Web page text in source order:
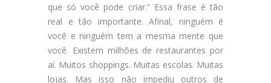
que só você pode criar.” Essa frase é tão
real e tão importante. Afinal, ninguém é
você e ninguém tem a mesma mente que
você. Existem milhões de restaurantes por
aí. Muitos shoppings. Muitas escolas. Muitas
lojas. Mas isso não impediu outros de